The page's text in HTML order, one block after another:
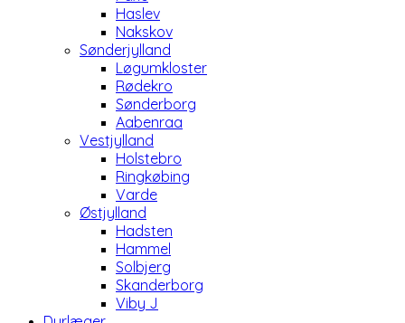
Haslev
Nakskov
Sønderjylland
Løgumkloster
Rødekro
Sønderborg
Aabenraa
Vestjylland
Holstebro
Ringkøbing
Varde
Østjylland
Hadsten
Hammel
Solbjerg
Skanderborg
Viby J